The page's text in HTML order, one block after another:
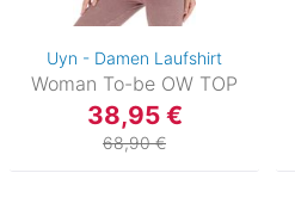
Uyn - Damen Laufshirt
Woman To-be OW TOP
38,95 €
68,90 €